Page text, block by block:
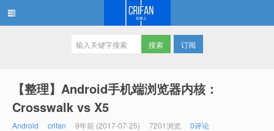
订阅
【整理】Android手机端浏览器内核：
Crosswalk vs X5
Android crifan 9年前 (2017-07-25) 7201浏览 0评论